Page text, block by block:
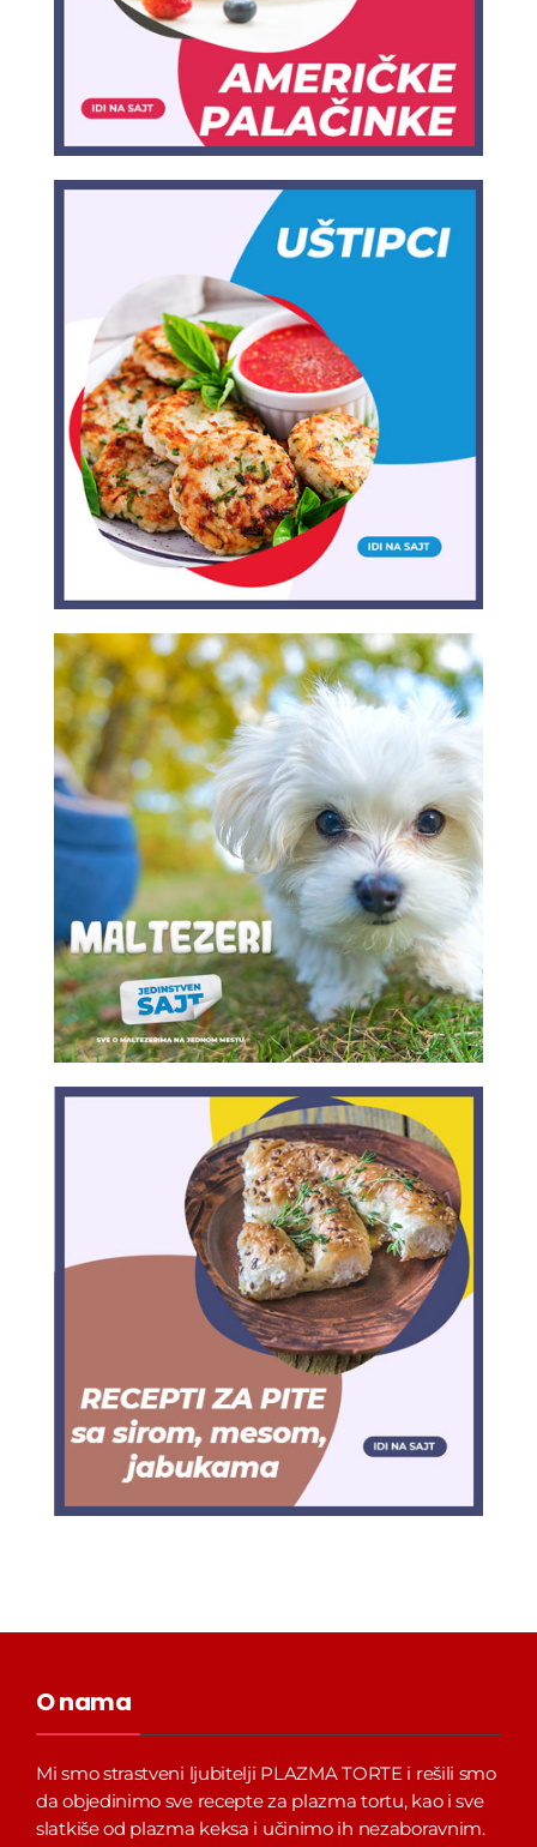
O nama
Mi smo strastveni ljubitelji PLAZMA TORTE i rešili smo
da objedinimo sve recepte za plazma tortu, kao i sve
slatkiše od plazma keksa i učinimo ih nezaboravnim.